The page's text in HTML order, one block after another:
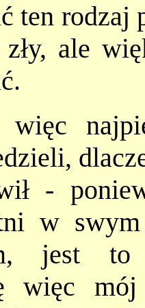
ten rodzaj
ale
więc
-
w
jest to
więc